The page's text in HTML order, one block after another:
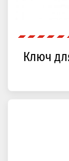
Ключ